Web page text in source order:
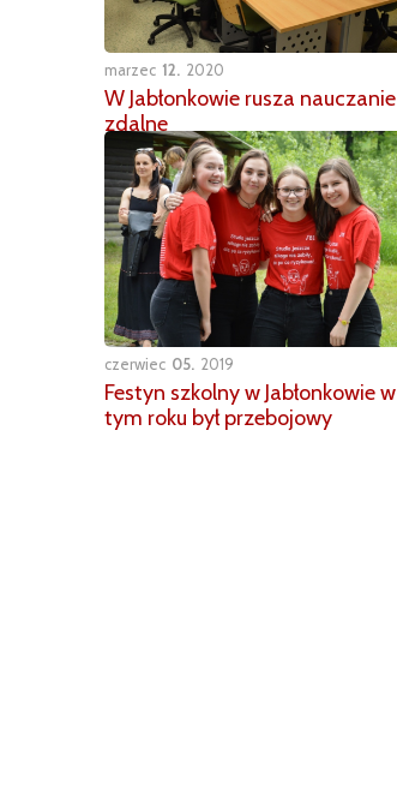
marzec 12 2020
W Jabłonkowie rusza nauczanie
zdalne
czerwiec 05 2019
Festyn szkolny w Jabłonkowie w
tym roku był przebojowy